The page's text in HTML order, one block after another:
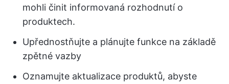
mohli činit informovaná rozhodnutí o
produktech.
Upřednostňujte a plánujte funkce na základě
zpětné vazby
Oznamujte aktualizace produktů, abyste